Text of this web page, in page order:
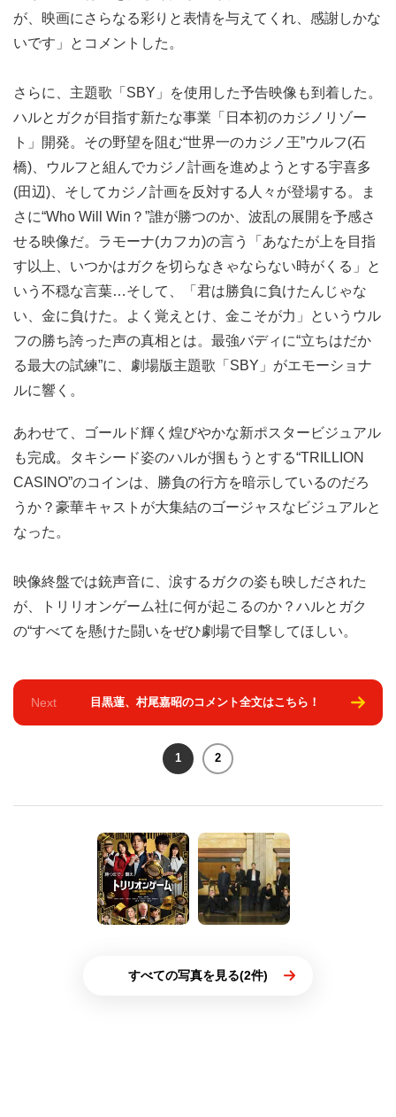
が、映画にさらなる彩りと表情を与えてくれ、感謝しかな
いです」とコメントした。
さらに、主題歌「SBY」を使用した予告映像も到着した。
ハルとガクが目指す新たな事業「日本初のカジノリゾー
ト」開発。その野望を阻む“世界一のカジノ王”ウルフ(石
橋)、ウルフと組んでカジノ計画を進めようとする宇喜多
(田辺)、そしてカジノ計画を反対する人々が登場する。ま
さに“Who Will Win？”誰が勝つのか、波乱の展開を予感さ
せる映像だ。ラモーナ(カフカ)の言う「あなたが上を目指
す以上、いつかはガクを切らなきゃならない時がくる」と
いう不穏な言葉…そして、「君は勝負に負けたんじゃな
い、金に負けた。よく覚えとけ、金こそが力」というウル
フの勝ち誇った声の真相とは。最強バディに“立ちはだか
る最大の試練”に、劇場版主題歌「SBY」がエモーショナ
ルに響く。
あわせて、ゴールド輝く煌びやかな新ポスタービジュアル
も完成。タキシード姿のハルが掴もうとする“TRILLION
CASINO”のコインは、勝負の行方を暗示しているのだろ
うか？豪華キャストが大集結のゴージャスなビジュアルと
なった。
映像終盤では銃声音に、涙するガクの姿も映しだされた
が、トリリオンゲーム社に何が起こるのか？ハルとガク
の“すべてを懸けた闘いをぜひ劇場で目撃してほしい。
Next 目黒蓮、村尾嘉昭のコメント全文はこちら！
1 2
すべての写真を見る(2件)